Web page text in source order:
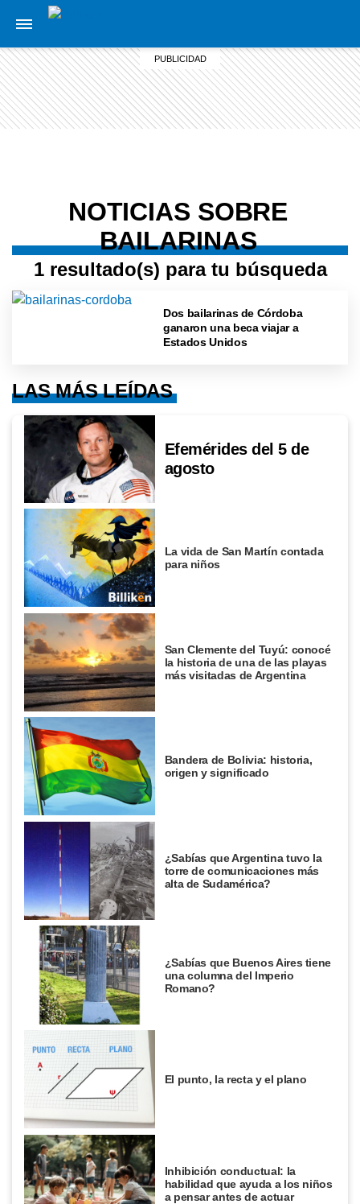
NOTICIAS SOBRE
BAILARINAS
1 resultado(s) para tu búsqueda
Dos bailarinas de Córdoba
ganaron una beca viajar a
Estados Unidos
LAS MÁS LEÍDAS
Efemérides del 5 de
agosto
La vida de San Martín contada
para niños
San Clemente del Tuyú: conocé
la historia de una de las playas
más visitadas de Argentina
Bandera de Bolivia: historia,
origen y significado
¿Sabías que Argentina tuvo la
torre de comunicaciones más
alta de Sudamérica?
¿Sabías que Buenos Aires tiene
una columna del Imperio
Romano?
El punto, la recta y el plano
Inhibición conductual: la
habilidad que ayuda a los niños
a pensar antes de actuar